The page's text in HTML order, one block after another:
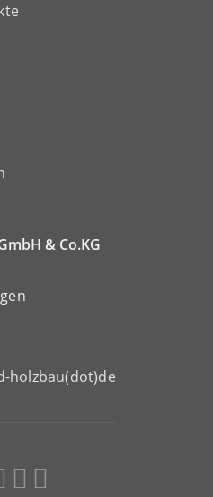
& Co.KG
holzbau(dot)de